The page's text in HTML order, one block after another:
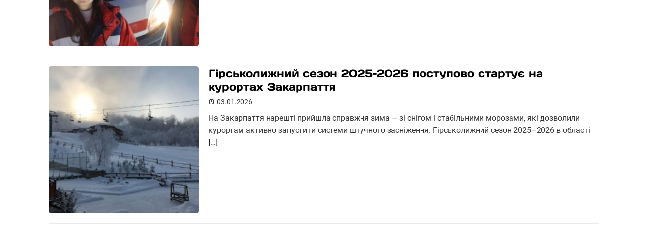
Гірськолижний сезон 2025–2026 поступово стартує на
курортах Закарпаття
03.01.2026
На Закарпаття нарешті прийшла справжня зима — зі снігом і стабільними морозами, які дозволили
курортам активно запустити системи штучного засніження. Гірськолижний сезон 2025–2026 в області
[…]